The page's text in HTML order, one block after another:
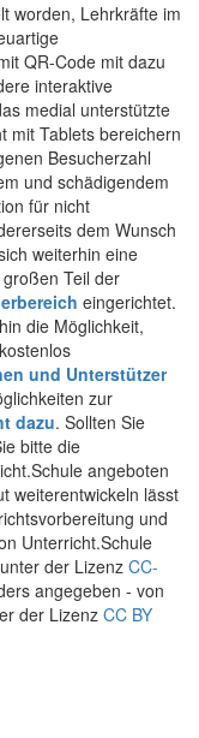
worden, Lehrkräfte im
QR-Code mit dazu
interaktive
medial unterstützte
mit Tablets bereichern
Besucherzahl
und schädigendem
für nicht
dem Wunsch
weiterhin eine
Teil der
eingerichtet.
die Möglichkeit,
und Unterstützer
zur
dazu. Sollten Sie
bitte die
angeboten
weiterentwickeln lässt
und
Unterricht.Schule
der Lizenz CC-
angegeben - von
der Lizenz CC BY